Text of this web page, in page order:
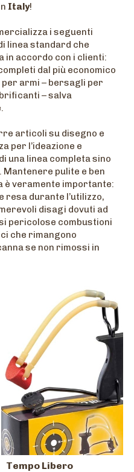
Italy!
i seguenti
linea standard che
in accordo con i clienti:
dal più economico
armi – bersagli per
– salva
articoli su disegno e
per l’ideazione e
una linea completa sino
Mantenere pulite e ben
è veramente importante:
resa durante l’utilizzo,
disagi dovuti ad
pericolose combustioni
che rimangono
se non rimossi in
Tempo Libero